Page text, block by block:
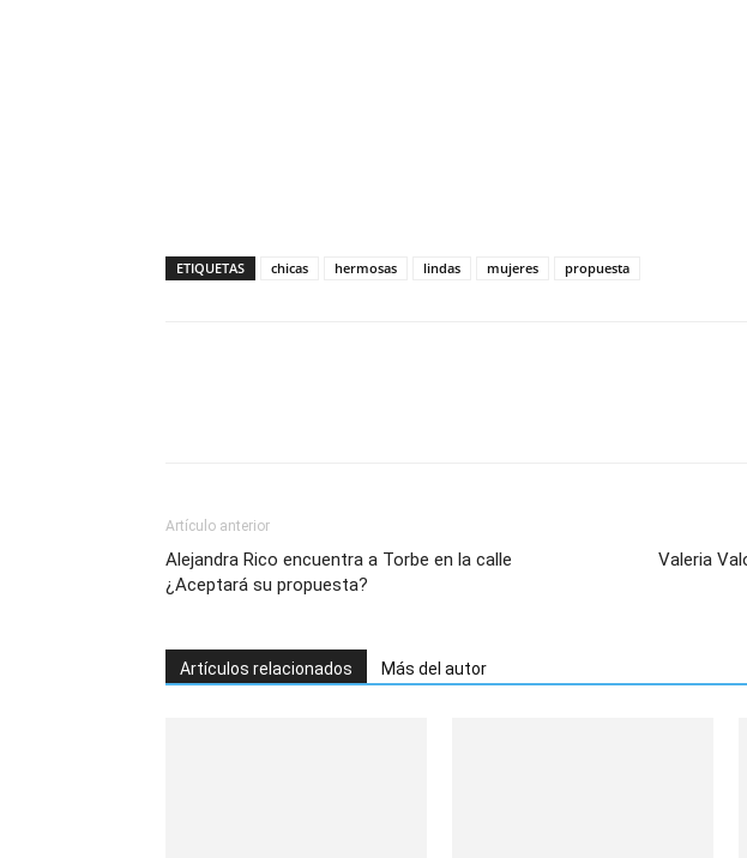
ETIQUETAS chicas hermosas lindas mujeres propuesta
Artículo anterior
Alejandra Rico encuentra a Torbe en la calle
¿Aceptará su propuesta?
Valeria
Artículos relacionados Más del autor